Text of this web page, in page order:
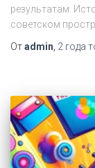
результатам.
советском
Отadmin, 2 года